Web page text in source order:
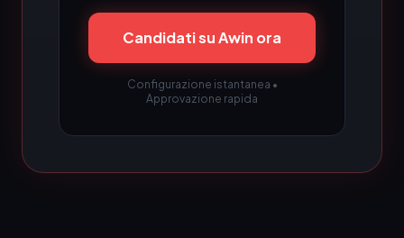
Candidati su Awin ora
Configurazione istantanea •
Approvazione rapida